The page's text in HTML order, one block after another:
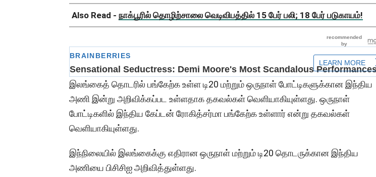
Also Read - நாக்பூரில் தொழிற்சாலை வெடிவிபத்தில் 15 பேர் பலி; 18 பேர் படுகாயம்!
இலங்கைத் தொடரில் பங்கேற்க உள்ள டி20 மற்றும் ஒருநாள் போட்டிகளுக்கான இந்திய
அணி இன்று அறிவிக்கப்பட உள்ளதாக தகவல்கள் வெளியாகியுள்ளது. ஒருநாள்
போட்டிகளில் இந்திய கேப்டன் ரோகித்சர்மா பங்கேற்க உள்ளார் என்று தகவல்கள்
வெளியாகியுள்ளது.
இந்நிலையில் இலங்கைக்கு எதிரான ஒருநாள் மற்றும் டி20 தொடருக்கான இந்திய
அணியை பிசிசிஐ அறிவித்துள்ளது.